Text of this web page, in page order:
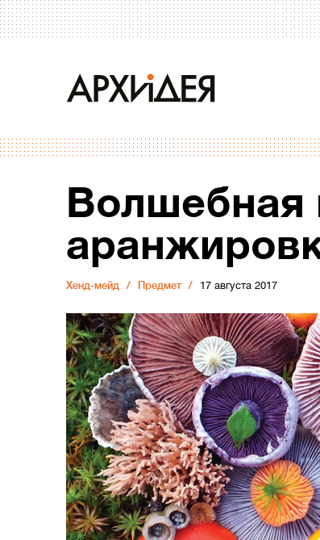
Волшебная
Хенд-мейд Предмет 17 августа 2017